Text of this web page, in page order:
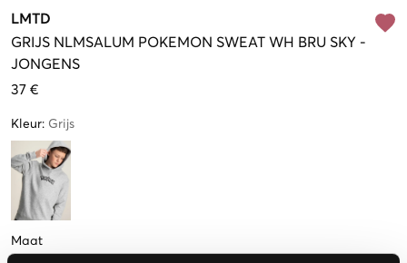
LMTD
GRIJS NLMSALUM POKEMON SWEAT WH BRU SKY -
JONGENS
37 €
Kleur: Grijs
Maat